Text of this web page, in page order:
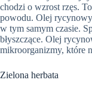
chodzi o wzrost rzęs.
powodu. Olej
w tym samym czasie.
błyszczące. Olej
mikroorganizmy, które
Zielona herbata